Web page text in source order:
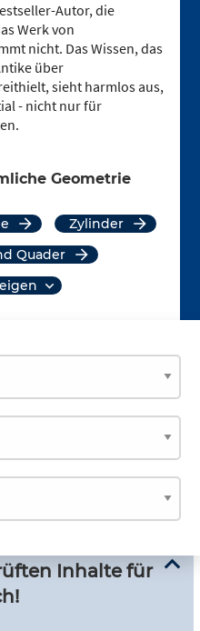
Autor, die
Werk von
nicht. Das Wissen, das
über
sieht harmlos aus,
- nicht nur für
Geometrie
Zylinder
Quader
Inhalte für